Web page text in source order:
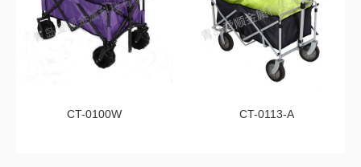
CT-0100W CT-0113-A